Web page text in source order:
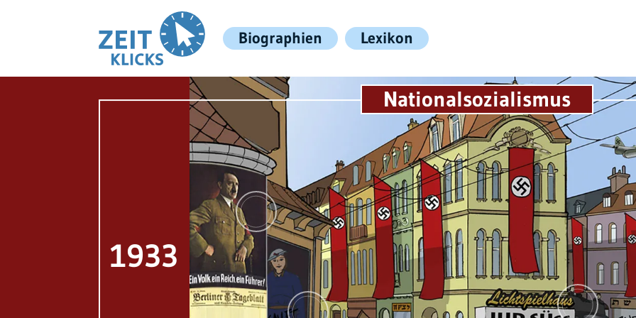
Biographien Lexikon
1933
Nationalsozialismus